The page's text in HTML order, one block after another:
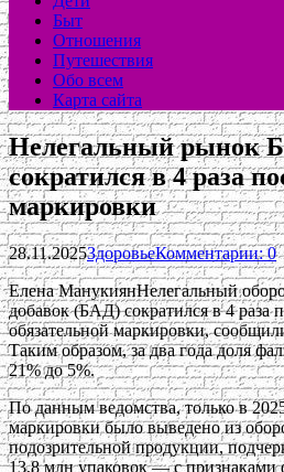
Быт
Отношения
Путешествия
Обо всем
Карта сайта
Нелегальный рынок
сократился в 4 раза
маркировки
28.11.2025ЗдоровьеКомментарии: 0
Елена МанукиянНелегальный
добавок (БАД) сократился в 4 раза
обязательной маркировки,
Таким образом, за два года доля
21% до 5%.
По данным ведомства, только в
маркировки было выведено из
подозрительной продукции,
13,8 млн упаковок — с признаками